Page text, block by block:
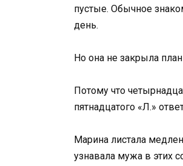
пустые. Обычное
день.
Но она не закрыла
Потому что
пятнадцатого «Л.»
Марина листала
узнавала мужа в этих